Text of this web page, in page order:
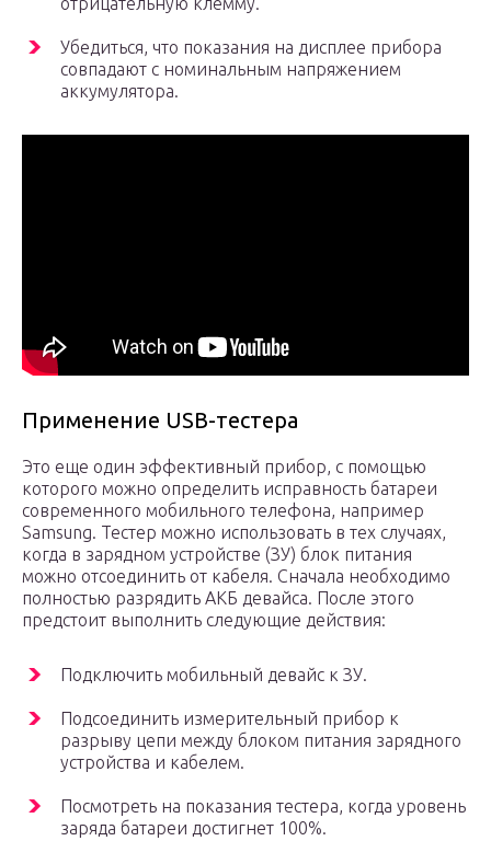
Убедиться, что показания на дисплее прибора
совпадают с номинальным напряжением
аккумулятора.
Применение USB-тестера
Это еще один эффективный прибор, с помощью
которого можно определить исправность батареи
современного мобильного телефона, например
Samsung. Тестер можно использовать в тех случаях,
когда в зарядном устройстве (ЗУ) блок питания
можно отсоединить от кабеля. Сначала необходимо
полностью разрядить АКБ девайса. После этого
предстоит выполнить следующие действия:
Подключить мобильный девайс к ЗУ.
Подсоединить измерительный прибор к
разрыву цепи между блоком питания зарядного
устройства и кабелем.
Посмотреть на показания тестера, когда уровень
заряда батареи достигнет 100%.